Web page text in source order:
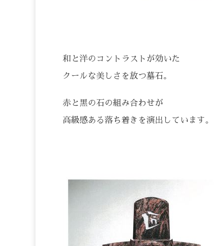
和と洋のコントラストが効いた
クールな美しさを放つ墓石。
赤と黒の石の組み合わせが
高級感ある落ち着きを演出しています。